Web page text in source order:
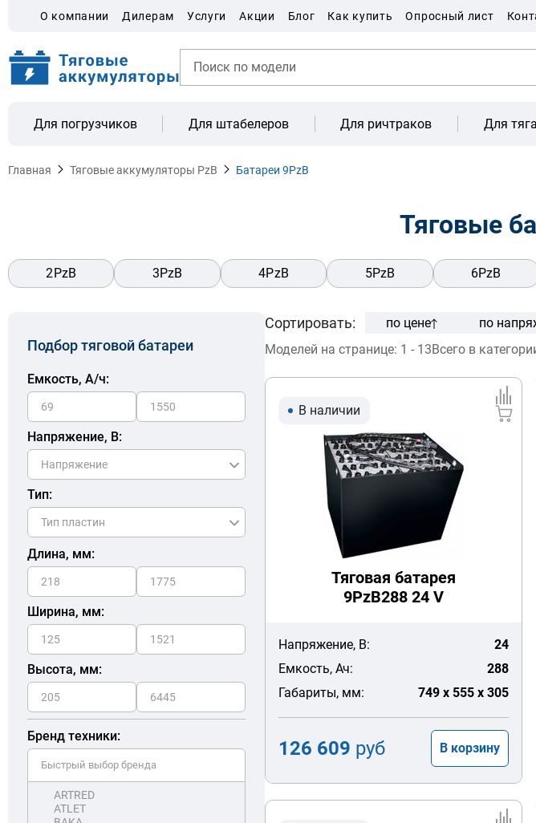
О компании Дилерам Услуги Акции Блог Как купить Опросный лист
Для погрузчиков Для штабелеров Для ричтраков Для
Главная Тяговые аккумуляторы PzB Батареи 9PzB
Тяговые
2PzB 3PzB 4PzB 5PzB 6PzB
Подбор тяговой батареи
Емкость, A/ч:
Напряжение, В:
Тип:
Длина, мм:
Ширина, мм:
Высота, мм:
Бренд техники:
Сортировать: по цене по
Моделей на странице: 1 - 13Всего в
В наличии
Тяговая батарея
9PzB288 24 V
Напряжение, В:
24
Емкость, Ач:
288
Габариты, мм:
749 x 555 x 305
126 609 руб В корзину